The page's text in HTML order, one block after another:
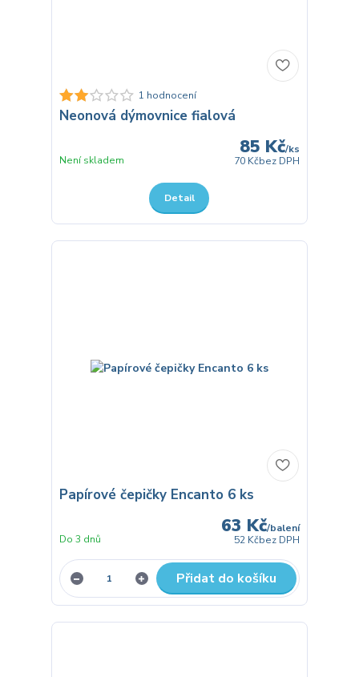
1 hodnocení
Neonová dýmovnice fialová
85 Kč/ks
70 Kčbez DPH
Není skladem
Detail
Papírové čepičky Encanto 6 ks
63 Kč/balení
52 Kčbez DPH
Do 3 dnů
Přidat do košíku